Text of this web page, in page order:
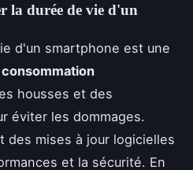
la durée de vie d'un
d'un smartphone est une
consommation
housses et des
éviter les dommages.
des mises à jour logicielles
et la sécurité. En